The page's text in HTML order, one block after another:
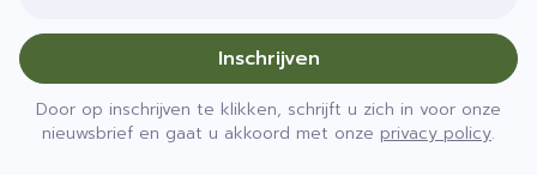
Inschrijven
Door op inschrijven te klikken, schrijft u zich in voor onze
nieuwsbrief en gaat u akkoord met onze privacy policy.